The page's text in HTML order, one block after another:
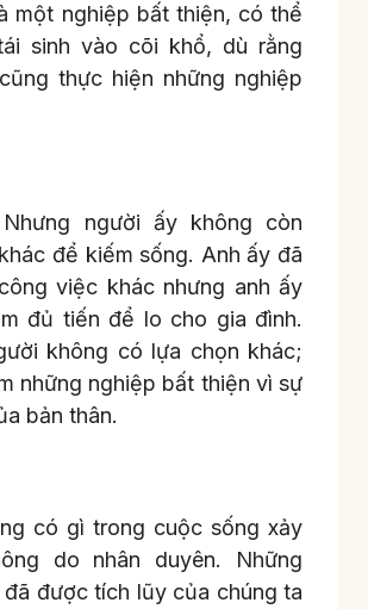
một nghiệp bất thiện, có thể
sinh vào cõi khổ, dù rằng
thực hiện những nghiệp
người ấy không còn
để kiếm sống. Anh ấy đã
việc khác nhưng anh ấy
đủ tiến để lo cho gia đình.
không có lựa chọn khác;
những nghiệp bất thiện vì sự
bản thân.
có gì trong cuộc sống xảy
do nhân duyên. Những
đã được tích lũy của chúng ta